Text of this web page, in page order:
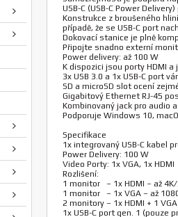
USB-C (USB-C Power
Konstrukce z broušeného
případě, že se USB-C port
Dokovací stanice je plně
Připojte snadno externí
Power delivery: až 100 W
K dispozici jsou porty HDMI
3x USB 3.0 a 1x USB-C port
SD a microSD slot ocení
Gigabitový Ethernet RJ-45
Kombinovaný jack pro audio
Podporuje Windows 10,
Specifikace
1x integrovaný USB-C kabel
Power Delivery: 100 W
Video Porty: 1x VGA, 1x HDMI
Rozlišení:
1 monitor – 1x HDMI – až
1 monitor – 1x VGA – až
2 monitory – 1x HDMI + 1
1x USB-C port gen. 1 (pouze